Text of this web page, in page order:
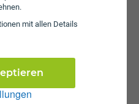
mit allen Details